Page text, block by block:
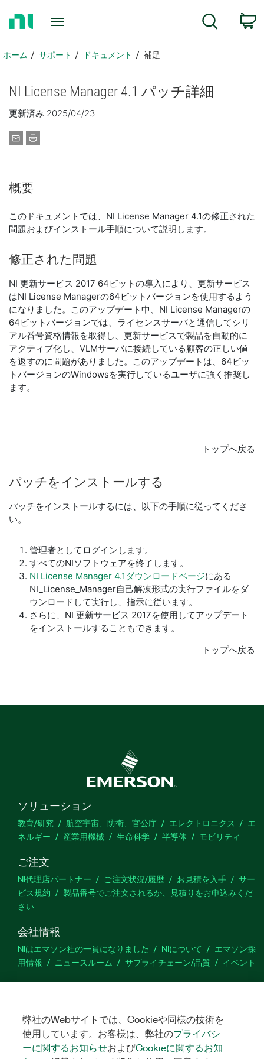
ペホーム サポート ドキュメント 補足
NI License Manager 4.1 パッチ詳細
更新済み 2025/04/23
概要
このドキュメントでは、NI License Manager 4.1の修正された
問題およびインストール手順について説明します。
修正さ れた 問題
NI 更新サービス 2017 64ビットの導入により、更新サービス
はNI License Managerの64ビットバージョンを使用するよう
になりました。このアップデート中、NI License Managerの
64ビットバージョンでは、ライセンスサーバと通信してシリ
アル番号資格情報を取得し、更新サービスで製品を自動的に
アクティブ化し、VLMサーバに接続している顧客の正しい値
を返すのに問題がありました。このアップデートは、64ビッ
トバージョンのWindowsを実行しているユーザに強く推奨し
ます。
トップへ戻る
パッチを インストールする
パッチをインストールするには、以下の手順に従ってくださ
い。
管理者としてログインします。
すべてのNIソフトウェアを終了します。
NI License Manager 4.1ダウンロードページにある
NI_License_Manager自己解凍形式の実行ファイルをダ
ウンロードして実行し、指示に従います。
さらに、NI 更新サービス 2017を使用してアップデート
をインストールすることもできます。
トップへ戻る
ソリューション
教育/研究 航空宇宙、防衛、官公庁 エレクトロニクス
エ
ネルギー
産業用機械 生命科学 半導体 モビリティ
ご注文
NI代理店パートナー ご注文状況/履歴 お見積を入手
サー
ビス規約
製品番号でご注文されるか、見積りをお申込みくだ
さい
会社情報
NIはエマソン社の一員になりました NIについて
エマソン採
用情報
ニュースルーム サプライチェーン/品質 イベント
サポート
ム
製品のアクティブ化 サポートリクエスト
サイトに関
するご意見
弊社のWebサイトでは、Cookieや同様の技術を
使用しています。お客様は、弊社のプライバシ
ーに関するお知らせおよびCookieに関するお知